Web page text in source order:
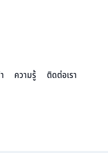
ความรู้ ติดต่อเรา